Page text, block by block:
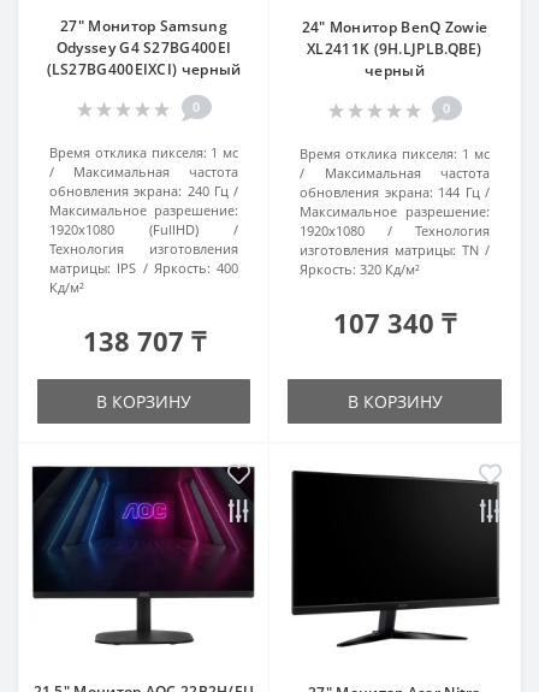
27" Монитор Samsung
Odyssey G4 S27BG400EI
(LS27BG400EIXCI) черный
0
Время отклика пикселя: 1 мс
Максимальная частота
обновления экрана: 240 Гц
Максимальное разрешение:
1920x1080 (FullHD)
Технология изготовления
матрицы: IPS Яркость: 400
Кд/м²
138 707 ₸
В КОРЗИНУ
24" Монитор BenQ Zowie
XL2411K (9H.LJPLB.QBE)
черный
0
Время отклика пикселя: 1 мс
Максимальная частота
обновления экрана: 144 Гц
Максимальное разрешение:
1920x1080
Технология
изготовления матрицы: TN
Яркость: 320 Кд/м²
107 340 ₸
В КОРЗИНУ